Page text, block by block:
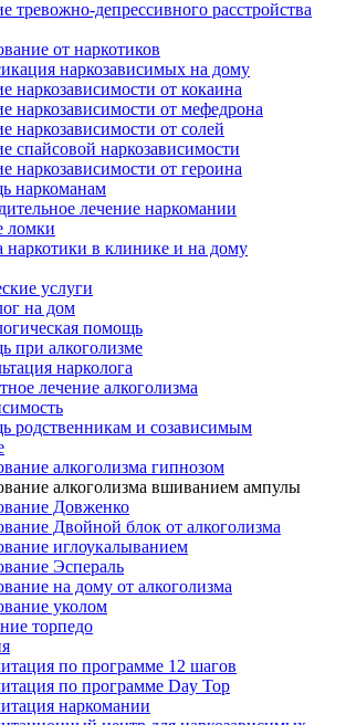
тревожно-депрессивного расстройства
от наркотиков
наркозависимых на дому
наркозависимости от кокаина
наркозависимости от мефедрона
наркозависимости от солей
спайсовой наркозависимости
наркозависимости от героина
наркоманам
лечение наркомании
ломки
наркотики в клинике и на дому
услуги
на дом
помощь
при алкоголизме
нарколога
лечение алкоголизма
родственникам и созависимым
алкоголизма гипнозом
алкоголизма вшиванием ампулы
Довженко
Двойной блок от алкоголизма
иглоукалыванием
Эспераль
на дому от алкоголизма
уколом
торпедо
по программе 12 шагов
по программе Day Top
наркомании